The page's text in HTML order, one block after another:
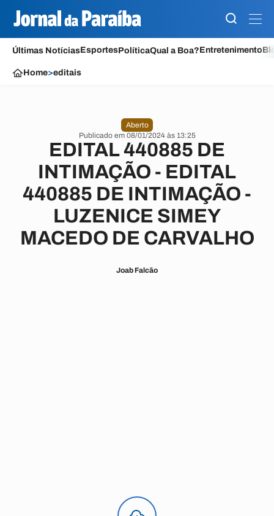
Últimas NotíciasEsportesPolíticaQual a Boa?Entretenimento
Home>editais
Aberto
Publicado em 08/01/2024 às 13:25
EDITAL 440885 DE
INTIMAÇÃO - EDITAL
440885 DE INTIMAÇÃO -
LUZENICE SIMEY
MACEDO DE CARVALHO
Joab Falcão